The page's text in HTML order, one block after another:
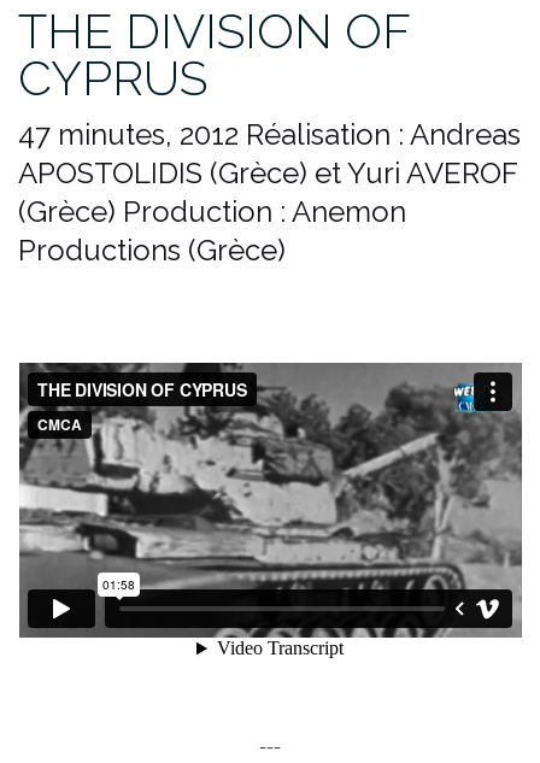
THE DIVISION OF
CYPRUS
47 minutes, 2012 Réalisation : Andreas
APOSTOLIDIS (Grèce) et Yuri AVEROF
(Grèce) Production : Anemon
Productions (Grèce)